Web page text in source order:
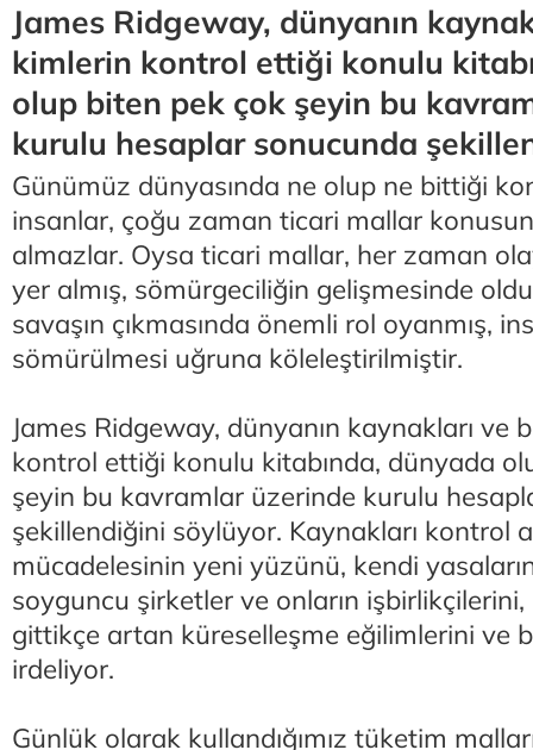
James Ridgeway, dünyanın
kimlerin kontrol ettiği konulu
olup biten pek çok şeyin bu
kurulu hesaplar sonucunda
Günümüz dünyasında ne olup ne bittiği
insanlar, çoğu zaman ticari mallar
almazlar. Oysa ticari mallar, her zaman
yer almış, sömürgeciliğin gelişmesinde
savaşın çıkmasında önemli rol oyanmış,
sömürülmesi uğruna köleleştirilmiştir.
James Ridgeway, dünyanın kaynakları ve
kontrol ettiği konulu kitabında, dünyada
şeyin bu kavramlar üzerinde kurulu
şekillendiğini söylüyor. Kaynakları kontrol
mücadelesinin yeni yüzünü, kendi
soyguncu şirketler ve onların işbirlikçilerini,
gittikçe artan küreselleşme eğilimlerini ve
irdeliyor.
Günlük olarak kullandığımız tüketim